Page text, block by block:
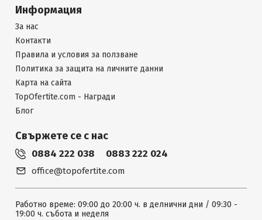
Информация
За нас
Контакти
Правила и условия за ползване
Политика за защита на личните данни
Карта на сайта
TopOfertite.com - Награди
Блог
Свържете се с нас
0884 222 038 0883 222 024
office@topofertite.com
Работно време: 09:00 до 20:00 ч. в делнични дни / 09:30 -
19:00 ч. събота и неделя